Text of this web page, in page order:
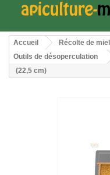
Accueil Récolte de miel
Outils de désoperculation
(22,5 cm)